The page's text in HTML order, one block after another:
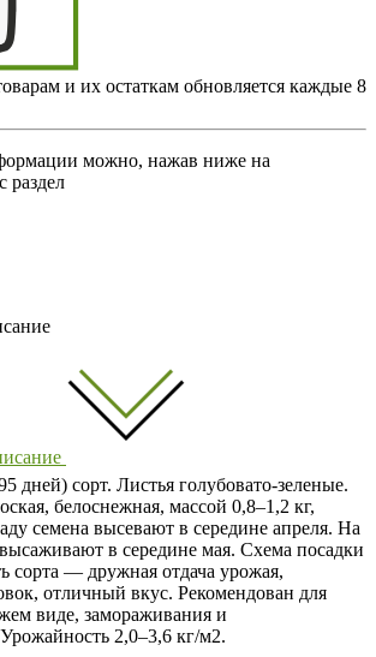
и их остаткам обновляется каждые 8
можно, нажав ниже на
раздел
дней) сорт. Листья голубовато-зеленые.
белоснежная, массой 0,8–1,2 кг,
семена высевают в середине апреля. На
в середине мая. Схема посадки
сорта — дружная отдача урожая,
отличный вкус. Рекомендован для
виде, замораживания и
2,0–3,6 кг/м2.